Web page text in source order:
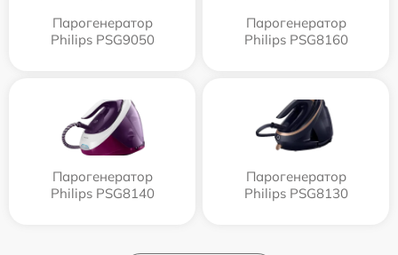
Парогенератор
Philips PSG9050
Парогенератор
Philips PSG8160
Парогенератор
Philips PSG8140
Парогенератор
Philips PSG8130